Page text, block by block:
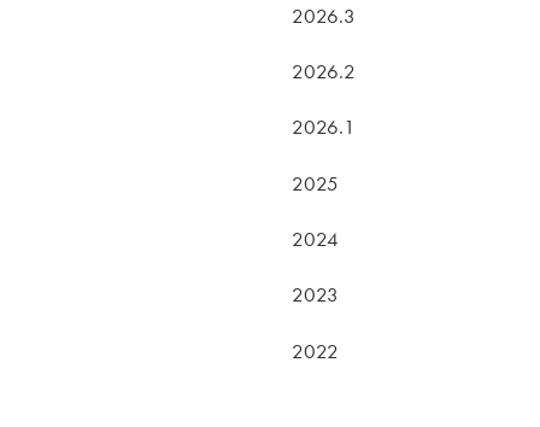
2026.3
2026.2
2026.1
2025
2024
2023
2022